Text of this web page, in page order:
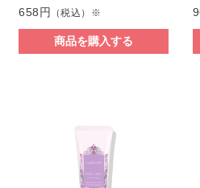
658円
（税込）※
商品を購入する